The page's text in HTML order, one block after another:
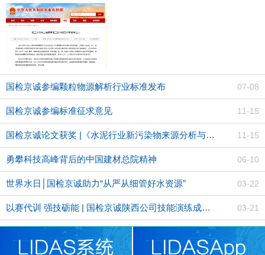
国检京诚参编颗粒物源解析行业标准发布 07-08
国检京诚参编标准征求意见 11-15
国检京诚论文获奖 |《水泥行业新污染物来源分析与处理方案研究
11-15
勇攀科技高峰背后的中国建材总院精神 06-10
世界水日│国检京诚助力“从严从细管好水资源” 03-22
以赛代训 强技砺能 | 国检京诚陕西公司技能演练成功举办 03-21